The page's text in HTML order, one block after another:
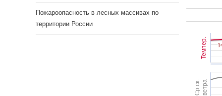
Темпер.
Ср.ск.ветра
Пожароопасность в лесных массивах по
территории России